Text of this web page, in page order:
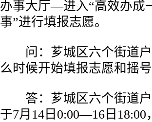
办事大厅—进入“高效办成
事”进行填报志愿。
问：芗城区六个街道户
么时候开始填报志愿和摇号
答：芗城区六个街道户
于7月14日0:00—16日